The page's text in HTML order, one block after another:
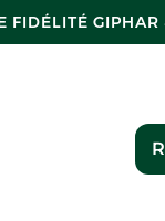
FIDÉLITÉ GIPHAR